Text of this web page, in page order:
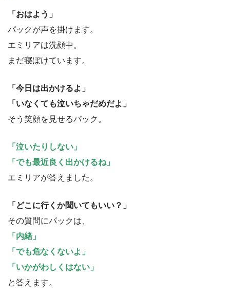
「おはよう」
パックが声を掛けます。
エミリアは洗顔中。
まだ寝ぼけています。
「今日は出かけるよ」
「いなくても泣いちゃだめだよ」
そう笑顔を見せるパック。
「泣いたりしない」
「でも最近良く出かけるね」
エミリアが答えました。
「どこに行くか聞いてもいい？」
その質問にパックは、
「内緒」
「でも危なくないよ」
「いかがわしくはない」
と答えます。